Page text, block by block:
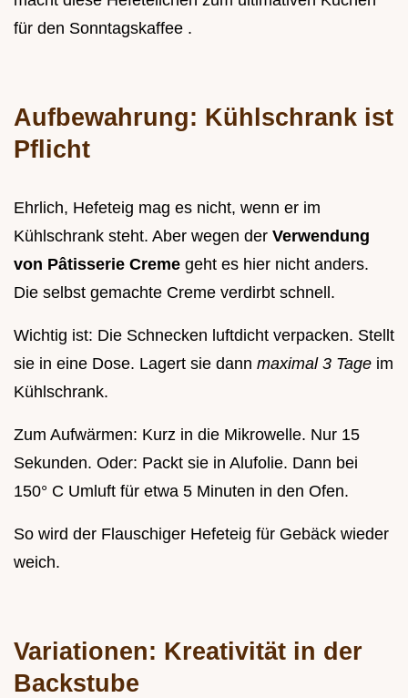
für den Sonntagskaffee .
Aufbewahrung: Kühlschrank ist
Pflicht
Ehrlich, Hefeteig mag es nicht, wenn er im
Kühlschrank steht. Aber wegen der Verwendung
von Pâtisserie Creme geht es hier nicht anders.
Die selbst gemachte Creme verdirbt schnell.
Wichtig ist: Die Schnecken luftdicht verpacken. Stellt
sie in eine Dose. Lagert sie dann maximal 3 Tage im
Kühlschrank.
Zum Aufwärmen: Kurz in die Mikrowelle. Nur 15
Sekunden. Oder: Packt sie in Alufolie. Dann bei
150° C Umluft für etwa 5 Minuten in den Ofen.
So wird der Flauschiger Hefeteig für Gebäck wieder
weich.
Variationen: Kreativität in der
Backstube